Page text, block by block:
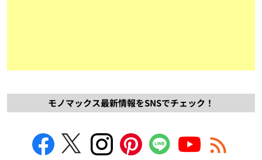
モノマックス最新情報をSNSでチェック！